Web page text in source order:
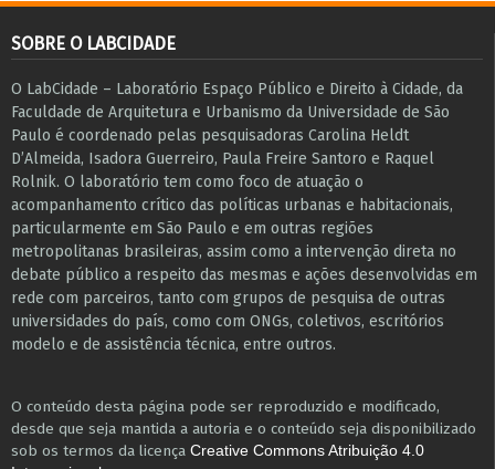
SOBRE O LABCIDADE
O LabCidade – Laboratório Espaço Público e Direito à Cidade, da
Faculdade de Arquitetura e Urbanismo da Universidade de São
Paulo é coordenado pelas pesquisadoras Carolina Heldt
D’Almeida, Isadora Guerreiro, Paula Freire Santoro e Raquel
Rolnik. O laboratório tem como foco de atuação o
acompanhamento crítico das políticas urbanas e habitacionais,
particularmente em São Paulo e ​em outras regiões
metropolitanas brasileiras, assim como a intervenção direta no
debate público a respeito das mesmas e ações desenvolvidas em
r​e​de com parceiros, tanto com grupos de pesquisa ​de outras
universidades do país, como com ONGs, coletivos, escritórios
modelo e de assistência técnica​, entre outros​.
O conteúdo desta página pode ser reproduzido e modificado,
desde que seja mantida a autoria e o conteúdo seja disponibilizado
sob os termos da licença Creative Commons Atribuição 4.0